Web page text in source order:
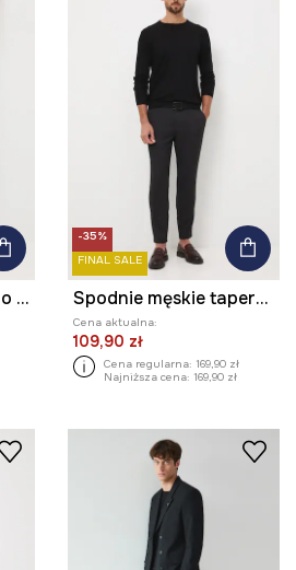
Spodnie męskie chino z drobnym wzorem
-35%
FINAL SALE
Spodnie męskie tapered melanżowe
Cena aktualna:
109,90 zł
Cena regularna: 169,90 zł
Najniższa cena: 169,90 zł